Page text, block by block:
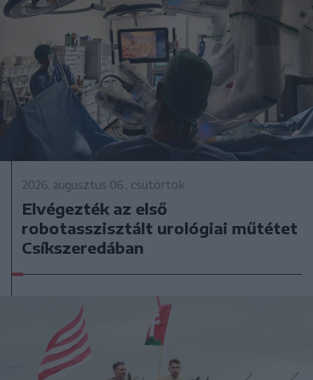
2026. augusztus 06., csütörtök
Elvégezték az első
robotasszisztált urológiai műtétet
Csíkszeredában